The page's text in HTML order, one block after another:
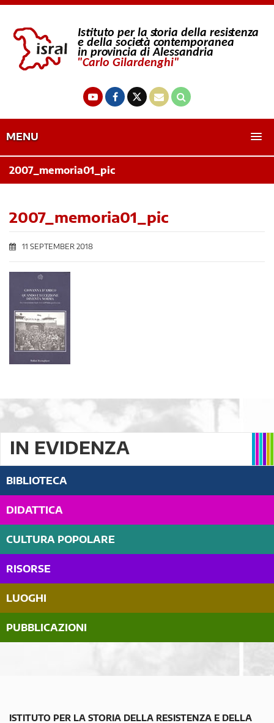
MENU
2007_memoria01_pic
2007_memoria01_pic
11 SEPTEMBER 2018
IN EVIDENZA
BIBLIOTECA
DIDATTICA
CULTURA POPOLARE
RISORSE
LUOGHI
PUBBLICAZIONI
ISTITUTO PER LA STORIA DELLA RESISTENZA E DELLA